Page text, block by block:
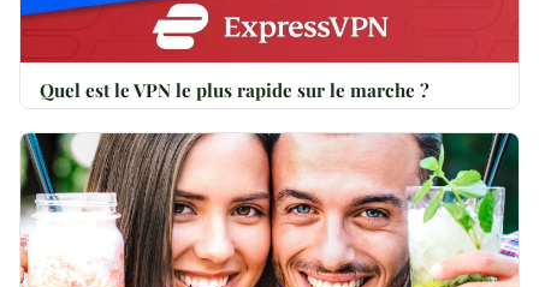
Quel est le VPN le plus rapide sur le marche ?